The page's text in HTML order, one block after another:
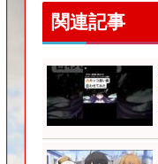
関連記事